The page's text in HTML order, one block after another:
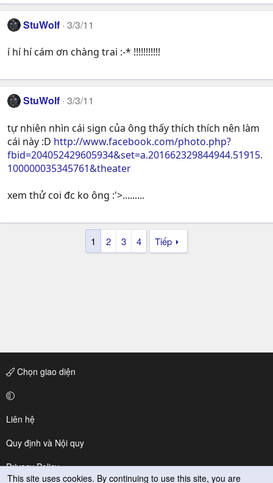
StuWolf 3/3/11
í hí hí cám ơn chàng trai :-* !!!!!!!!!!!
StuWolf 3/3/11
tự nhiên nhìn cái sign của ông thấy thích thích nên làm
cái này :D http://www.facebook.com/photo.php?
fbid=204052429605934&set=a.201662329844944.51915.
100000035345761&theater
xem thử coi đc ko ông :'>.........
1 2 3 4 Tiếp
Chọn giao diện
Liên hệ
Quy định và Nội quy
Privacy Policy
This site uses cookies. By continuing to use this site, you are